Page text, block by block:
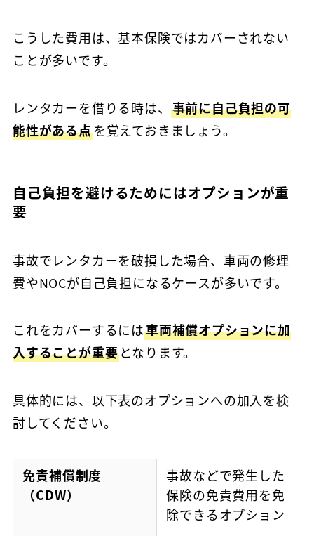
こうした費用は、基本保険ではカバーされない
ことが多いです。
レンタカーを借りる時は、 事前に自己負担の可
能性がある点を覚えておきましょう。
自己負担を避けるためにはオプションが重
要
事故でレンタカーを破損した場合、車両の修理
費やNOCが自己負担になるケースが多いです。
これをカバーするには車両補償オプションに加
入することが重要となります。
具体的には、以下表のオプションへの加入を検
討してください。
免責補償制度
（CDW）
事故などで発生した
保険の免責費用を免
除できるオプション